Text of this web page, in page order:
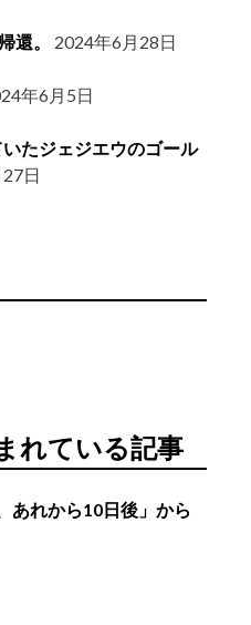
還。 2024年6月28日
年6月5日
たジェジエウのゴール
日
れている記事
あれから10日後」から